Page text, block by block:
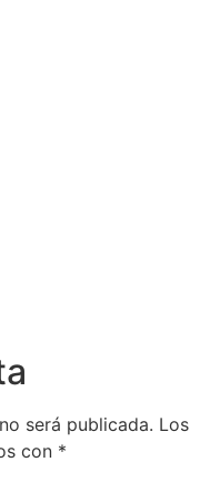
será publicada. Los
con *